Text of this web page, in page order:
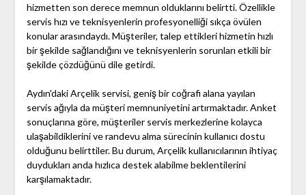
hizmetten son derece memnun olduklarını belirtti. Özellikle
servis hızı ve teknisyenlerin profesyonelliği sıkça övülen
konular arasındaydı. Müşteriler, talep ettikleri hizmetin hızlı
bir şekilde sağlandığını ve teknisyenlerin sorunları etkili bir
şekilde çözdüğünü dile getirdi.
Aydın'daki Arçelik servisi, geniş bir coğrafi alana yayılan
servis ağıyla da müşteri memnuniyetini artırmaktadır. Anket
sonuçlarına göre, müşteriler servis merkezlerine kolayca
ulaşabildiklerini ve randevu alma sürecinin kullanıcı dostu
olduğunu belirttiler. Bu durum, Arçelik kullanıcılarının ihtiyaç
duydukları anda hızlıca destek alabilme beklentilerini
karşılamaktadır.